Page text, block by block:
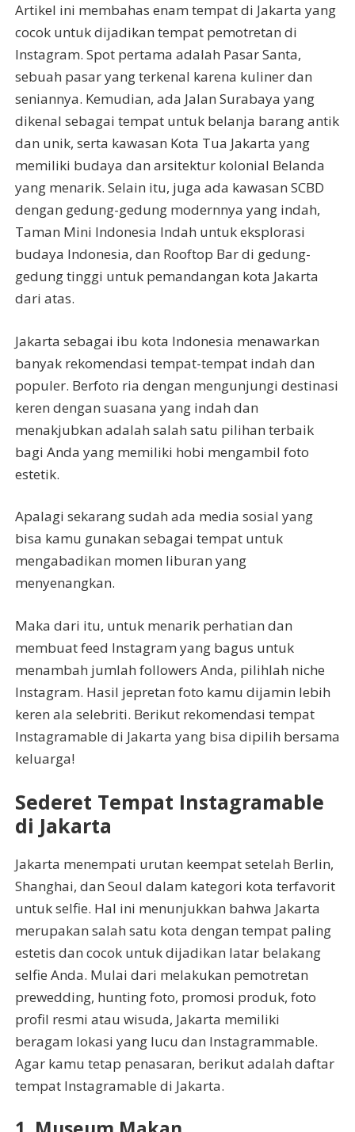
Artikel ini membahas enam tempat di Jakarta yang
cocok untuk dijadikan tempat pemotretan di
Instagram. Spot pertama adalah Pasar Santa,
sebuah pasar yang terkenal karena kuliner dan
seniannya. Kemudian, ada Jalan Surabaya yang
dikenal sebagai tempat untuk belanja barang antik
dan unik, serta kawasan Kota Tua Jakarta yang
memiliki budaya dan arsitektur kolonial Belanda
yang menarik. Selain itu, juga ada kawasan SCBD
dengan gedung-gedung modernnya yang indah,
Taman Mini Indonesia Indah untuk eksplorasi
budaya Indonesia, dan Rooftop Bar di gedung-
gedung tinggi untuk pemandangan kota Jakarta
dari atas.
Jakarta sebagai ibu kota Indonesia menawarkan
banyak rekomendasi tempat-tempat indah dan
populer. Berfoto ria dengan mengunjungi destinasi
keren dengan suasana yang indah dan
menakjubkan adalah salah satu pilihan terbaik
bagi Anda yang memiliki hobi mengambil foto
estetik.
Apalagi sekarang sudah ada media sosial yang
bisa kamu gunakan sebagai tempat untuk
mengabadikan momen liburan yang
menyenangkan.
Maka dari itu, untuk menarik perhatian dan
membuat feed Instagram yang bagus untuk
menambah jumlah followers Anda, pilihlah niche
Instagram. Hasil jepretan foto kamu dijamin lebih
keren ala selebriti. Berikut rekomendasi tempat
Instagramable di Jakarta yang bisa dipilih bersama
keluarga!
Sederet Tempat Instagramable
di Jakarta
Jakarta menempati urutan keempat setelah Berlin,
Shanghai, dan Seoul dalam kategori kota terfavorit
untuk selfie. Hal ini menunjukkan bahwa Jakarta
merupakan salah satu kota dengan tempat paling
estetis dan cocok untuk dijadikan latar belakang
selfie Anda. Mulai dari melakukan pemotretan
prewedding, hunting foto, promosi produk, foto
profil resmi atau wisuda, Jakarta memiliki
beragam lokasi yang lucu dan Instagrammable.
Agar kamu tetap penasaran, berikut adalah daftar
tempat Instagramable di Jakarta.